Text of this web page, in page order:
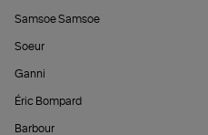
Samsoe Samsoe
Soeur
Ganni
Éric Bompard
Barbour